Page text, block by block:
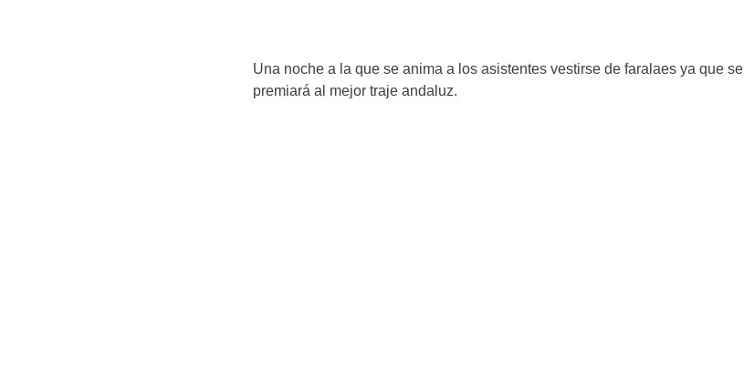
Una noche a la que se anima a los asistentes vestirse de faralaes ya que se
premiará al mejor traje andaluz.